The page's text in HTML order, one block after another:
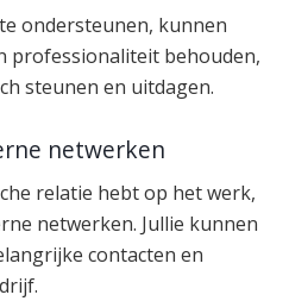
ondersteunen, kunnen
professionaliteit behouden,
steunen en uitdagen.
netwerken
relatie hebt op het werk,
netwerken. Jullie kunnen
contacten en